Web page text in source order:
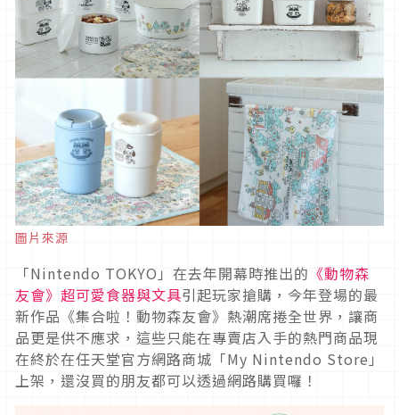
圖片來源
「Nintendo TOKYO」在去年開幕時推出的 《動物森
友會》超可愛食器與文具引起玩家搶購，今年登場的最
新作品《集合啦！動物森友會》熱潮席捲全世界，讓商
品更是供不應求，這些只能在專賣店入手的熱門商品現
在終於在任天堂官方網路商城「My Nintendo Store」
上架，還沒買的朋友都可以透過網路購買囉！